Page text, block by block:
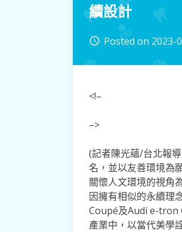
續設計
access_time Posted on 2023-
<!–
–>
(記者陳光蘊/台北報
名，並以友善環境為
關懷人文環境的視角
因擁有相似的永續理
Coupé及Audi e-tron
產業中，以當代美學